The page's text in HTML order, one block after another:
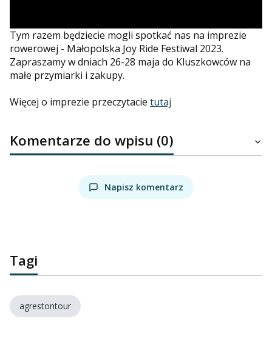
Tym razem będziecie mogli spotkać nas na imprezie
rowerowej - Małopolska Joy Ride Festiwal 2023.
Zapraszamy w dniach 26-28 maja do Kluszkowców na
małe przymiarki i zakupy.
Więcej o imprezie przeczytacie tutaj
Komentarze do wpisu (0)
Napisz komentarz
Tagi
agrestontour